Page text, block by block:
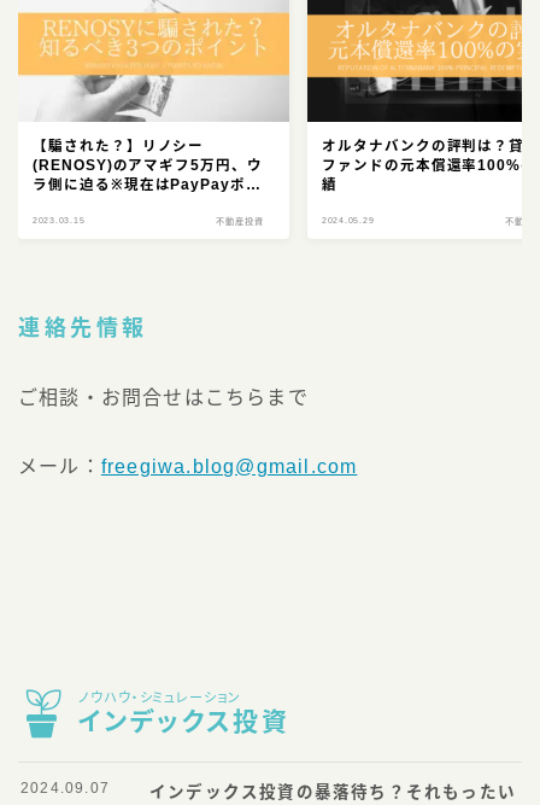
【騙された？】リノシー
(RENOSY)のアマギフ5万円、ウ
ラ側に迫る※現在はPayPayポイ
2023.03.15 不動産投資
オルタナバンクの評判は？貸
ファンドの元本償還率100%の
績
2024.05.29 不動産
連絡先情報
ご相談・お問合せはこちらまで
メール： freegiwa.blog@gmail.com
ノウハウ・シミュレーション
インデックス投資
インデックス投資の暴落待ち？それもったい
2024.09.07